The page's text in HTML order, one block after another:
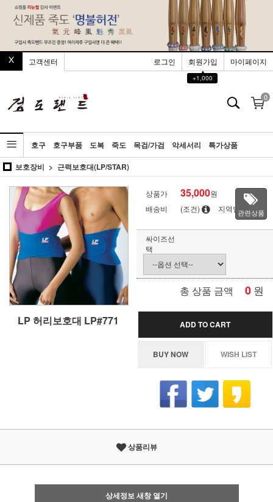
고객센터 로그인
회원가입
▲
+1,000
마이페이지
0
호구 호구부품 도복 죽도 목검/가검 악세서리
특가상품
보호장비
근력보호대(LP/STAR)
LP 허리보호대 LP#771
상품가 35,000원
배송비
(조건) 지역별관련상품
싸이즈선
택
총 상품 금액 0 원
ADD TO CART
BUY NOW WISH LIST
상품리뷰
상세정보 새창 열기